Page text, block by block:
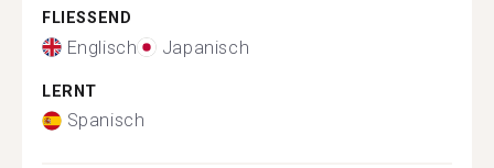
FLIESSEND
Englisch Japanisch
LERNT
Spanisch